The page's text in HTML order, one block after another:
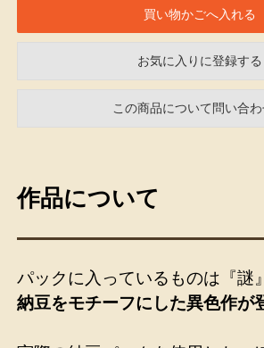
お気に入りに登録する
この商品について問い合わ
作品について
パックに入っているものは『謎
納豆をモチーフにした異色作が